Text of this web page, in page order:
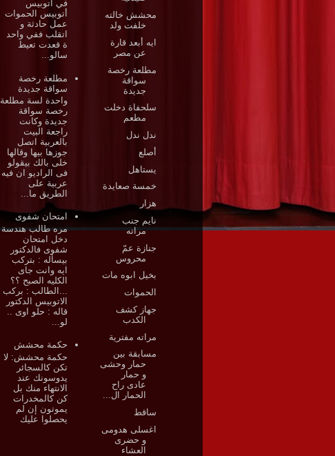
محشش خالته
خلفت ولد
ايه أبعد قارة
عن مصر
مطلعة رخصة
سواقة
جديدة
سلحفاة دخلت
مطعم
ندل ندل
أصلع
يستاهل
خمسة صعايدة
هزار
نايم جنب
مراته
جنازة عمّ
محروس
بخيل ابوه مات
الحموات
جهاز كشف
الكدب
مراته مفترية
مسابقة بين
حمار وحشى
و حمار
عادى راح
الحمار ال...
ساقط
اغسلى هدومى
و حضرى
العشاء
في أتوبيس
أتوبيس الحموات
عمل حادثة و
اتقلب ففي واحد
ة قعدت تعيط
سالو...
مطلعة رخصة
سواقة جديدة
واحدة لسة مطلعة
رخصة سواقة
جديدة وكانت
راجعة البيت
بالعربية اتصل
جوزها بيها وقالها
خلى بالك بيقولو
فى الراديو ان فيه
عربية على
الطريق ما...
امتحان شفوى
مره طالب هندسة
دخل امتحان
شفوى فالدكتور
بيسأله : بتركب
ايه وانت جاى
الكليه الصبح ؟؟
...الطالب : بركب
الاتوبيس الدكتور
قاله : حلو اوى ..
لو...
حكمة محشش
حكمة محشش: لا
تكن كالسجائر
يدوسونك عند
الانتهاء منك بل
كن كالمخدرات
يموتون إن لم
يحصلوا عليك